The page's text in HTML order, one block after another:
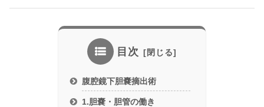
目次
腹腔鏡下胆嚢摘出術
1.胆嚢・胆管の働き